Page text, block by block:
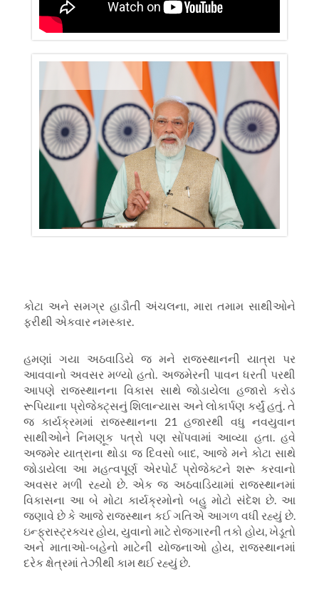
કોટા અને સમગ્ર હાડૌતી અંચલના, મારા તમામ સાથીઓને
ફરીથી એકવાર નમસ્કાર.
હમણાં ગયા અઠવાડિયે જ મને રાજસ્થાનની યાત્રા પર
આવવાનો અવસર મળ્યો હતો. અજમેરની પાવન ધરતી પરથી
આપણે રાજસ્થાનના વિકાસ સાથે જોડાયેલા હજારો કરોડ
રૂપિયાના પ્રોજેક્ટ્સનું શિલાન્યાસ અને લોકાર્પણ કર્યું હતું. તે
જ કાર્યક્રમમાં રાજસ્થાનના 21 હજારથી વધુ નવયુવાન
સાથીઓને નિમણૂક પત્રો પણ સોંપવામાં આવ્યા હતા. હવે
અજમેર યાત્રાના થોડા જ દિવસો બાદ, આજે મને કોટા સાથે
જોડાયેલા આ મહત્વપૂર્ણ એરપોર્ટ પ્રોજેક્ટને શરૂ કરવાનો
અવસર મળી રહ્યો છે. એક જ અઠવાડિયામાં રાજસ્થાનમાં
વિકાસના આ બે મોટા કાર્યક્રમોનો બહુ મોટો સંદેશ છે. આ
જણાવે છે કે આજે રાજસ્થાન કઈ ગતિએ આગળ વધી રહ્યું છે.
ઇન્ફ્રાસ્ટ્રક્ચર હોય, યુવાનો માટે રોજગારની તકો હોય, ખેડૂતો
અને માતાઓ-બહેનો માટેની યોજનાઓ હોય, રાજસ્થાનમાં
દરેક ક્ષેત્રમાં તેઝીથી કામ થઈ રહ્યું છે.